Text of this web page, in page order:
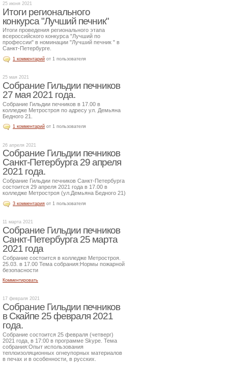
25 июня 2021
Итоги регионального
конкурса "Лучший печник"
Итоги проведения регионального этапа
всероссийского конкурса "Лучший по
профессии" в номинации "Лучший печник " в
Санкт-Петербурге.
1 комментарий от 1 пользователя
25 мая 2021
Собрание Гильдии печников
27 мая 2021 года.
Собрание Гильдии печников в 17.00 в
колледже Метростроя по адресу ул. Демьяна
Бедного 21.
1 комментарий от 1 пользователя
26 апреля 2021
Собрание Гильдии печников
Санкт-Петербурга 29 апреля
2021 года.
Собрание Гильдии печников Санкт-Петербурга
состоится 29 апреля 2021 года в 17.00 в
колледже Метростроя (ул.Демьяна Бедного 21)
3 комментария от 1 пользователя
11 марта 2021
Собрание Гильдии печников
Санкт-Петербурга 25 марта
2021 года
Собрание состоится в колледже Метростроя.
25.03. в 17.00 Тема собрания:Нормы пожарной
безопасности
Комментировать
17 февраля 2021
Собрание Гильдии печников
в Скайпе 25 февраля 2021
года.
Собрание состоится 25 февраля (четверг)
2021 года, в 17:00 в программе Skype. Тема
собрания:Опыт использования
теплоизоляционных огнеупорных материалов
в печах и в особенности, в русских.